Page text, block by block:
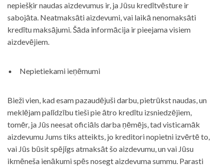
nepiešķir naudas aizdevumus ir, ja Jūsu kredītvēsture ir
sabojāta. Neatmaksāti aizdevumi, vai laikā nenomaksāti
kredītu maksājumi. Šāda informācija ir pieejama visiem
aizdevējiem.
Nepietiekami ieņēmumi
Bieži vien, kad esam pazaudējuši darbu, pietrūkst naudas, un
meklējam palīdzību tieši pie ātro kredītu izsniedzējiem,
tomēr, ja Jūs neesat oficiāls darba ņēmējs, tad visticamāk
aizdevumu Jums tiks atteikts, jo kreditori nopietni izvērtē to,
vai Jūs būsit spējīgs atmaksāt šo aizdevumu, un vai Jūsu
ikmēneša ienākumi spēs nosegt aizdevuma summu. Parasti